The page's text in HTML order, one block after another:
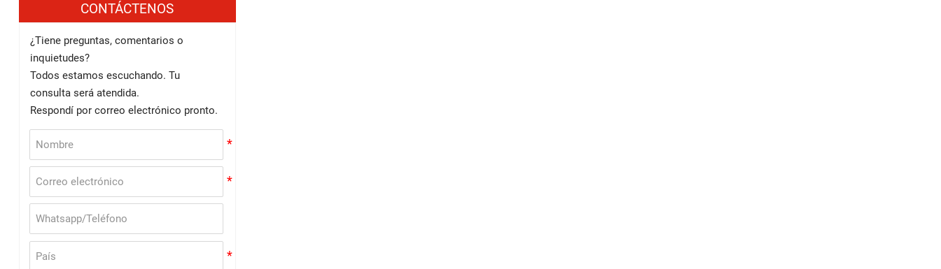
CONTÁCTENOS
¿Tiene preguntas, comentarios o
inquietudes?
Todos estamos escuchando. Tu
consulta será atendida.
Respondí por correo electrónico pronto.